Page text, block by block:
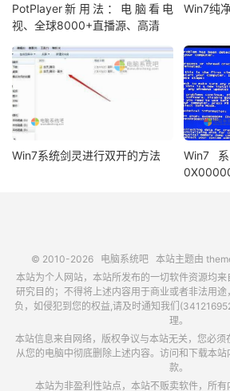
PotPlayer新用法：电脑看电
视、全球8000+直播源、高清
Win7纯
Win7系统剑灵进行双开的方法
Win7
© 2010-2026 电脑系统吧本站主题由
本站为个人网站，本站所发布的一切软件资源均
研究目的；不得将上述内容用于商业或者非法用
负，如侵犯到您的权益,请及时通知我们
理。
本站信息来自网络，版权争议与本站无关，您必须
从您的电脑中彻底删除上述内容。访问和下载本
款。
本站为非盈利性站点，本站不贩卖软件，所有